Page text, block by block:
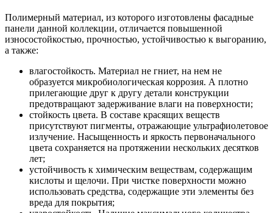
Полимерный материал, из которого изготовлены фасадные
панели данной коллекции, отличается повышенной
износостойкостью, прочностью, устойчивостью к выгоранию,
а также:
влагостойкость. Материал не гниет, на нем не
образуется микробиологическая коррозия. А плотно
прилегающие друг к другу детали конструкции
предотвращают задерживание влаги на поверхности;
стойкость цвета. В составе красящих веществ
присутствуют пигменты, отражающие ультрафиолетовое
излучение. Насыщенность и яркость первоначального
цвета сохраняется на протяжении нескольких десятков
лет;
устойчивость к химическим веществам, содержащим
кислоты и щелочи. При чистке поверхности можно
использовать средства, содержащие эти элементы без
вреда для покрытия;